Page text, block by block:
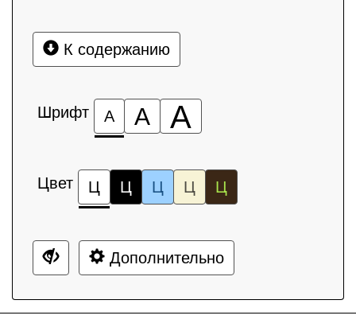
К содержанию
Шрифт А А А
Цвет Ц Ц Ц Ц Ц
Дополнительно